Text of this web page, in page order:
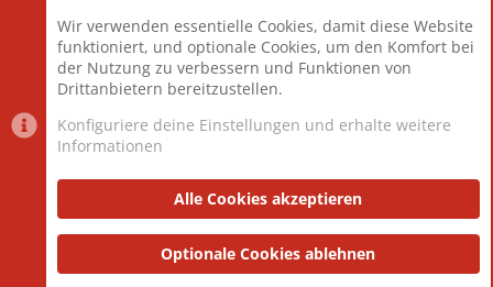
Mitglieder
12.427
Neuestes Mitglied
Berlin
Datenschutzerklärung Impressum
Community platform by XenForo® © 2010-2025 XenForo Ltd.
and add-ons by ThemeHouse
Wir verwenden essentielle Cookies, damit diese Website
funktioniert, und optionale Cookies, um den Komfort bei
der Nutzung zu verbessern und Funktionen von
Drittanbietern bereitzustellen.
Konfiguriere deine Einstellungen und erhalte weitere
Informationen
Alle Cookies akzeptieren
Optionale Cookies ablehnen